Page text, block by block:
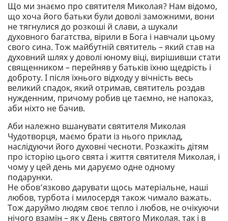
Що ми знаємо про святителя Миколая? Нам відомо,
що хоча його батьки були доволі заможними, вони
не тягнулися до розкоші й слави, а шукали
духовного багатства, вірили в Бога і навчали цьому
свого сина. Тож майбутній святитель – який став на
духовний шлях у доволі юному віці, вирішивши стати
священником – перейняв у батьків їхню щедрість і
доброту. І після їхнього відходу у вічність весь
великий спадок, який отримав, святитель роздав
нужденним, причому робив це таємно, не напоказ,
аби ніхто не бачив.
Аби належно вшанувати святителя Миколая
Чудотворця, маємо брати із нього приклад,
наслідуючи його духовні чесноти. Розкажіть дітям
про історію цього свята і життя святителя Миколая, і
чому у цей день ми даруємо одне одному
подарунки.
Не обов’язково дарувати щось матеріальне, наші
любов, турбота і милосердя також чимало важать.
Тож даруймо людям своє тепло і любов, не очікуючи
нічого взамін – як у День святого Миколая, так і в